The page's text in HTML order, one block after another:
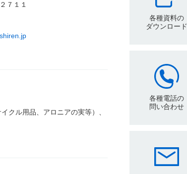
７１１
クル用品、アロニアの実等）、
各種資料の
ダウンロード
各種電話の
問い合わせ